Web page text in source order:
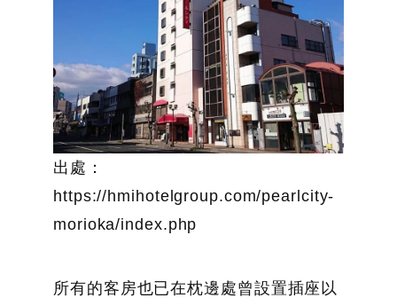
出處：
https://hmihotelgroup.com/pearlcity-
morioka/index.php
所有的客房也已在枕邊處曾設置插座以